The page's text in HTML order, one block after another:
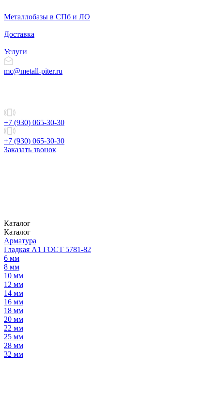
Металлобазы в СПб и ЛО
Доставка
Услуги
mc@metall-piter.ru
+7 (930) 065-30-30
+7 (930) 065-30-30
Заказать звонок
Каталог
Каталог
Арматура
Гладкая А1 ГОСТ 5781-82
6 мм
8 мм
10 мм
12 мм
14 мм
16 мм
18 мм
20 мм
22 мм
25 мм
28 мм
32 мм